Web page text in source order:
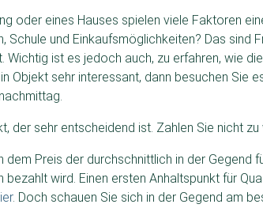
oder eines Hauses spielen viele Faktoren
Schule und Einkaufsmöglichkeiten? Das sind
Wichtig ist es jedoch auch, zu erfahren, wie
Objekt sehr interessant, dann besuchen Sie
der sehr entscheidend ist. Zahlen Sie nicht zu
dem Preis der durchschnittlich in der Gegend
bezahlt wird. Einen ersten Anhaltspunkt für
. Doch schauen Sie sich in der Gegend am